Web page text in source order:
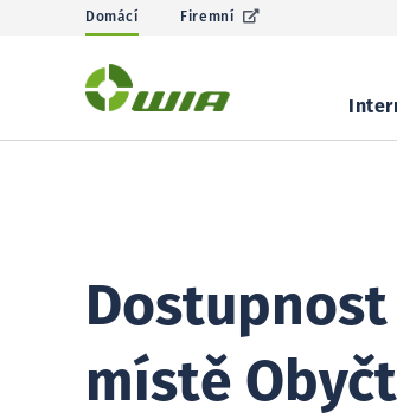
Domácí Firemní
místě